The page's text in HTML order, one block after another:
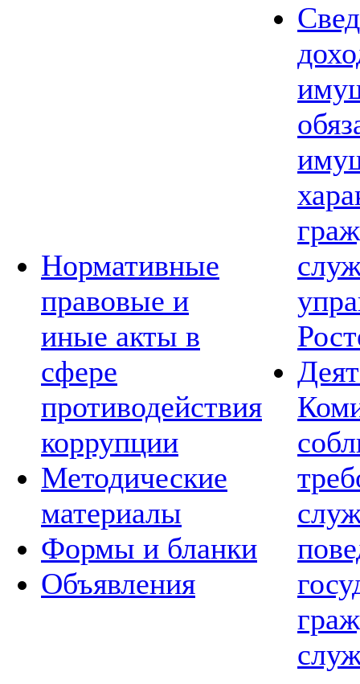
Нормативные
правовые и
иные акты в
сфере
противодействия
коррупции
Методические
материалы
Формы и бланки
Объявления